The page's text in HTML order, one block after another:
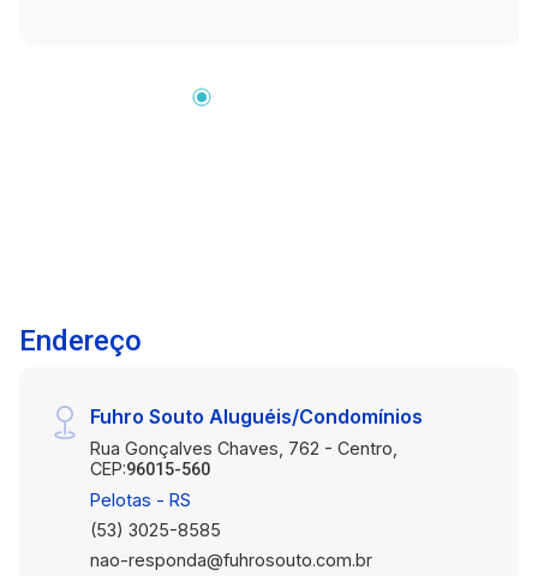
ateliê, depósito ou espaço de apoio. A planta
churrasqueira, ideal para reunir familiares e
amigos em momentos especiais. Uma
conforto, localização privilegiada e um imóvel
com múltiplas possibilidades.
Endereço
Fuhro Souto Aluguéis/Condomínios
Rua Gonçalves Chaves, 762 - Centro,
CEP:96015-560
Pelotas - RS
(53) 3025-8585
nao-responda@fuhrosouto.com.br